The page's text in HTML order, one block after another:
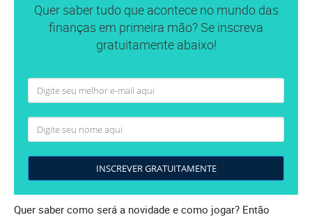
Quer saber tudo que acontece no mundo das
finanças em primeira mão? Se inscreva
gratuitamente abaixo!
INSCREVER GRATUITAMENTE
Quer saber como será a novidade e como jogar? Então